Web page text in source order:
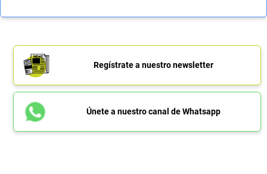
Regístrate a nuestro newsletter
Únete a nuestro canal de Whatsapp